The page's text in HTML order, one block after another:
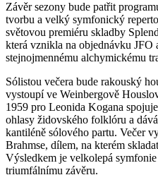
Závěr sezony bude patřit
tvorbu a velký symfonický
světovou premiéru skladby
která vznikla na objednávku JFO
stejnojmennému alchymickému
Sólistou večera bude rakouský
vystoupí ve Weinbergově
1959 pro Leonida Kogana
ohlasy židovského folklóru a
kantiléně sólového partu. Večer
Brahmse, dílem, na kterém
Výsledkem je velkolepá
triumfálnímu závěru.